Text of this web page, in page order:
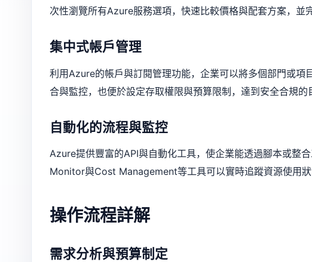
次性瀏覽所有Azure服務選項，快速比較價格與配套方案，並
集中式帳戶管理
利用Azure的帳戶與訂閱管理功能，企業可以將多個部門或
合與監控，也便於設定存取權限與預算限制，達到安全合規的
自動化的流程與監控
Azure提供豐富的API與自動化工具，使企業能透過腳本或整
Monitor與Cost Management等工具可以實時追蹤資源使用狀
操作流程詳解
需求分析與預算制定